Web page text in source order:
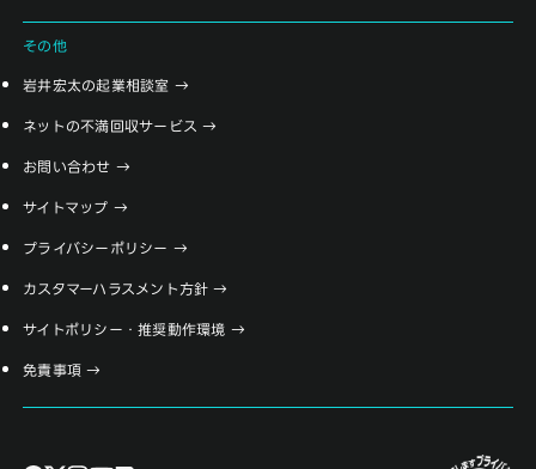
その他
岩井宏太の起業相談室
ネットの不満回収サービス
お問い合わせ
サイトマップ
プライバシーポリシー
カスタマーハラスメント方針
サイトポリシー・推奨動作環境
免責事項